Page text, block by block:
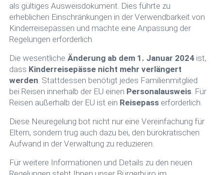
als gültiges Ausweisdokument. Dies führte zu
erheblichen Einschränkungen in der Verwendbarkeit von
Kinderreisepässen und machte eine Anpassung der
Regelungen erforderlich.
Die wesentlicheÄnderung ab dem 1. Januar 2024 ist,
dass Kinderreisepässe nicht mehr verlängert
werden. Stattdessen benötigt jedes Familienmitglied
bei Reisen innerhalb der EU einen Personalausweis. Für
Reisen außerhalb der EU ist ein Reisepass erforderlich.
Diese Neuregelung bot nicht nur eine Vereinfachung für
Eltern, sondern trug auch dazu bei, den bürokratischen
Aufwand in der Verwaltung zu reduzieren.
Für weitere Informationen und Details zu den neuen